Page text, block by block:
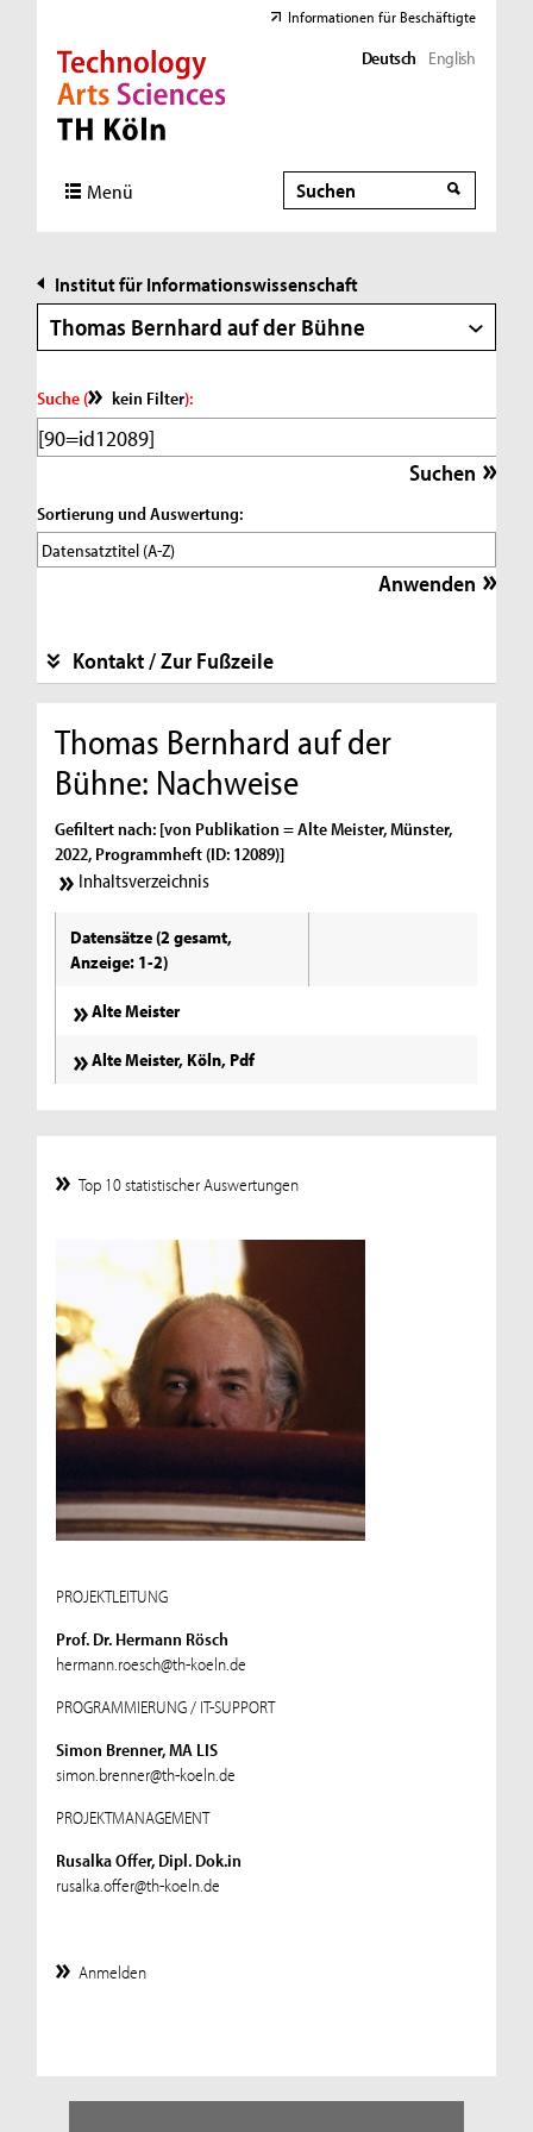
Direkt zur Hauptnavigation
Direkt zur Subnavigation
Direkt zum Inhalt
Direkt zum Fußbereich
Informationen für Beschäftigte
Deutsch English
Menü Suche
Suche
Institut für Informationswissenschaft
Thomas Bernhard auf der Bühne
Suche ( kein Filter):
Sortierung und Auswertung:
Kontakt / Zur Fußzeile
Thomas Bernhard auf der
Bühne: Nachweise
Gefiltert nach: [von Publikation = Alte Meister, Münster,
2022, Programmheft (ID: 12089)]
Inhaltsverzeichnis
Datensätze (2 gesamt,
Anzeige: 1-2)
Alte Meister
Alte Meister, Köln, Pdf
Top 10 statistischer Auswertungen
PROJEKTLEITUNG
Prof. Dr. Hermann Rösch
hermann.roesch@th-koeln.de
PROGRAMMIERUNG / IT-SUPPORT
Simon Brenner, MA LIS
simon.brenner@th-koeln.de
PROJEKTMANAGEMENT
Rusalka Offer, Dipl. Dok.in
rusalka.offer@th-koeln.de
Anmelden